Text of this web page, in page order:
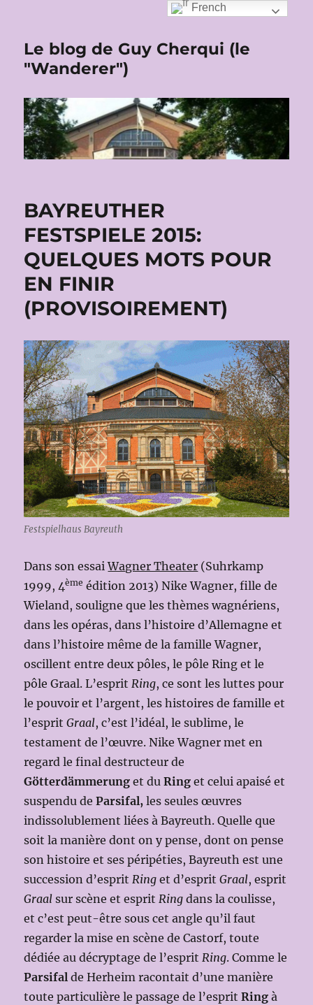
Le blog de Guy Cherqui (le
"Wanderer")
BAYREUTHER
FESTSPIELE 2015:
QUELQUES MOTS POUR
EN FINIR
(PROVISOIREMENT)
Festspielhaus Bayreuth
Dans son essaiWagner Theater (Suhrkamp
1999, 4ème édition 2013) Nike Wagner, fille de
Wieland, souligne que les thèmes wagnériens,
dans les opéras, dans l’histoire d’Allemagne et
dans l’histoire même de la famille Wagner,
oscillent entre deux pôles, le pôle Ring et le
pôle Graal. L’espritRing, ce sont les luttes pour
le pouvoir et l’argent, les histoires de famille et
l’espritGraal, c’est l’idéal, le sublime, le
testament de l’œuvre. Nike Wagner met en
regard le final destructeur de
Götterdämmerung et duRing et celui apaisé et
suspendu deParsifal,les seules œuvres
indissolublement liées à Bayreuth. Quelle que
soit la manière dont on y pense, dont on pense
son histoire et ses péripéties, Bayreuth est une
succession d’espritRing et d’espritGraal, esprit
Graal sur scène et espritRing dans la coulisse,
et c’est peut-être sous cet angle qu’il faut
regarder la mise en scène de Castorf, toute
dédiée au décryptage de l’espritRing. Comme le
Parsifal de Herheim racontait d’une manière
toute particulière le passage de l’espritRing à
French